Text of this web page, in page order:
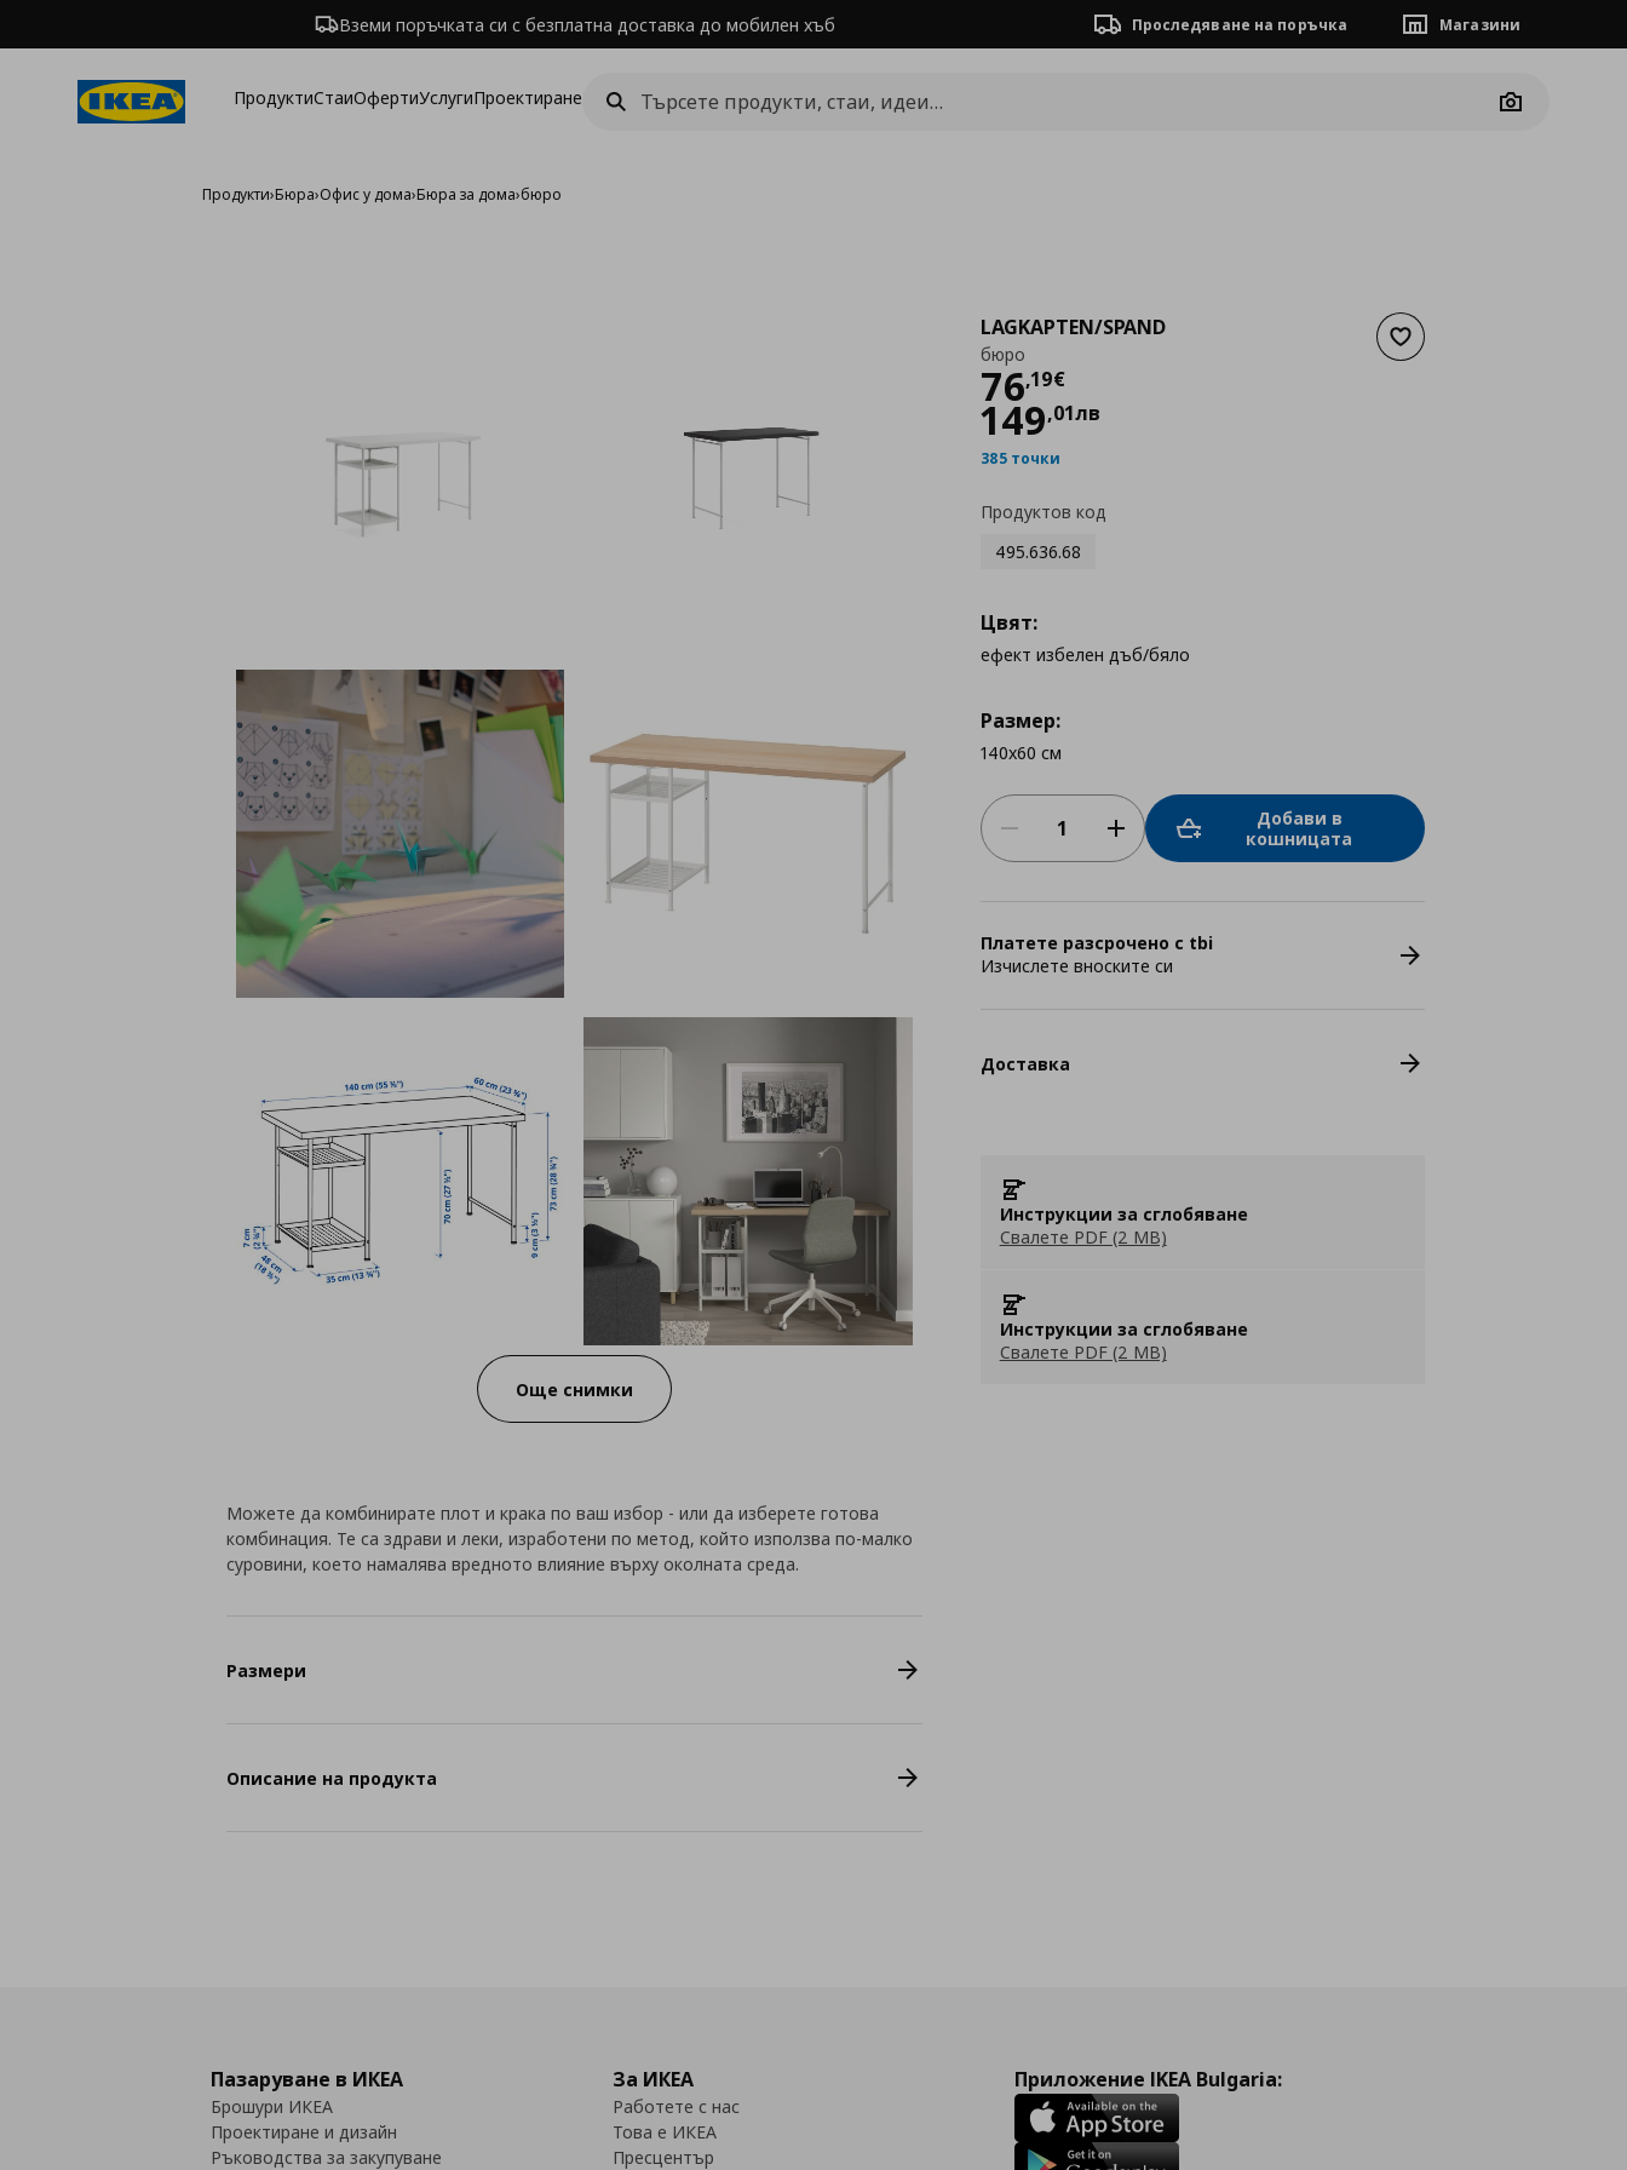
Вземи поръчката си с безплатна доставка до мобилен хъб Проследяване на поръчка Магазини
ПродуктиСтаиОфертиУслугиПроектиране
Camera
Продукти›Бюра›Офис у дома›Бюра за дома›бюро
Още снимки
Добави към списъка с
LAGKAPTEN/SPAND
бюро
76,19€
Цена
149,01лв
385 точки
Продуктов код
495.636.68
Цвят:
ефект избелен дъб/бяло
Размер:
140x60 см
Добави в
кошницата
Платете разсрочено с tbi
Изчислете вноските си
Доставка
Инструкции за сглобяване
Свалете PDF (2 MB)
Инструкции за сглобяване
Свалете PDF (2 MB)
Можете да комбинирате плот и крака по ваш избор - или да изберете готова
комбинация. Те са здрави и леки, изработени по метод, който използва по-малко
суровини, което намалява вредното влияние върху околната среда.
Размери
Описание на продукта
Пазаруване в ИКЕА
Брошури ИКЕА
Проектиране и дизайн
Ръководства за закупуване
За ИКЕА
Работете с нас
Това е ИКЕА
Пресцентър
Приложение IKEA Bulgaria: